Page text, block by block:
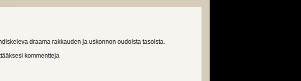
draama rakkauden ja uskonnon oudoista tasoista.
kommentteja